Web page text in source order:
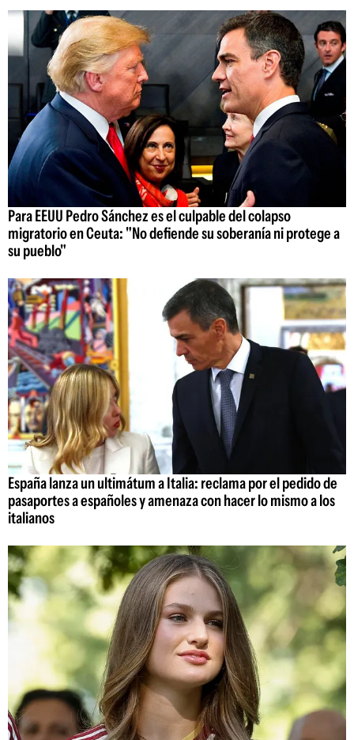
Para EEUU Pedro Sánchez es el culpable del colapso
migratorio en Ceuta: "No defiende su soberanía ni protege a
su pueblo"
España lanza un ultimátum a Italia: reclama por el pedido de
pasaportes a españoles y amenaza con hacer lo mismo a los
italianos